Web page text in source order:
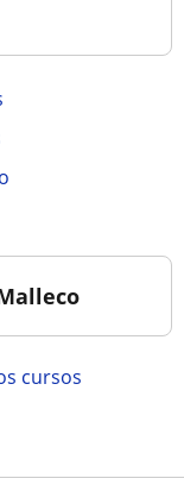
cursos